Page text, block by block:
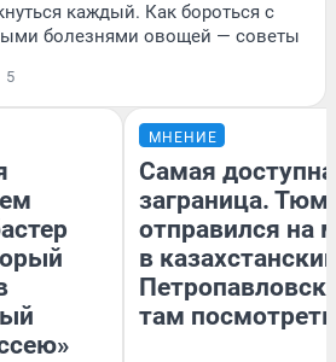
каждый. Как бороться с
болезнями овощей — советы
5
МНЕНИЕ
Самая
заграница.
отправился на
в
там посмотреть